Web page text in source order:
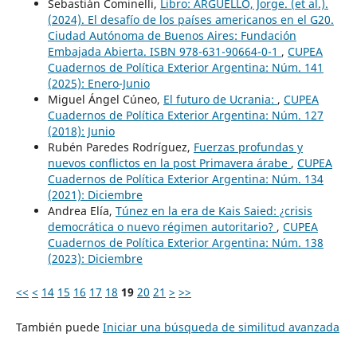
Sebastián Cominelli, Libro: ARGÜELLO, Jorge. (et al.).
(2024). El desafío de los países americanos en el G20.
Ciudad Autónoma de Buenos Aires: Fundación
Embajada Abierta. ISBN 978-631-90664-0-1 , CUPEA
Cuadernos de Política Exterior Argentina: Núm. 141
(2025): Enero-Junio
Miguel Ángel Cúneo, El futuro de Ucrania: , CUPEA
Cuadernos de Política Exterior Argentina: Núm. 127
(2018): Junio
Rubén Paredes Rodríguez, Fuerzas profundas y
nuevos conflictos en la post Primavera árabe , CUPEA
Cuadernos de Política Exterior Argentina: Núm. 134
(2021): Diciembre
Andrea Elía, Túnez en la era de Kais Saied: ¿crisis
democrática o nuevo régimen autoritario? , CUPEA
Cuadernos de Política Exterior Argentina: Núm. 138
(2023): Diciembre
<< < 14 15 16 17 18 19 20 21 > >>
También puede Iniciar una búsqueda de similitud avanzada